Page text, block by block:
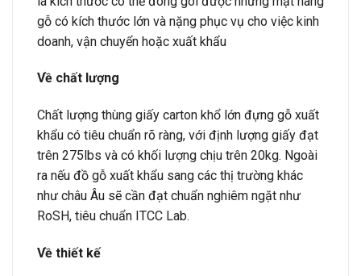
gỗ có kích thước lớn và nặng phục vụ cho việc kinh
doanh, vận chuyển hoặc xuất khẩu
Về chất lượng
Chất lượng thùng giấy carton khổ lớn đựng gỗ xuất
khẩu có tiêu chuẩn rõ ràng, với định lượng giấy đạt
trên 275lbs và có khối lượng chịu trên 20kg. Ngoài
ra nếu đồ gỗ xuất khẩu sang các thị trường khác
như châu Âu sẽ cần đạt chuẩn nghiêm ngặt như
RoSH, tiêu chuẩn ITCC Lab.
Về thiết kế